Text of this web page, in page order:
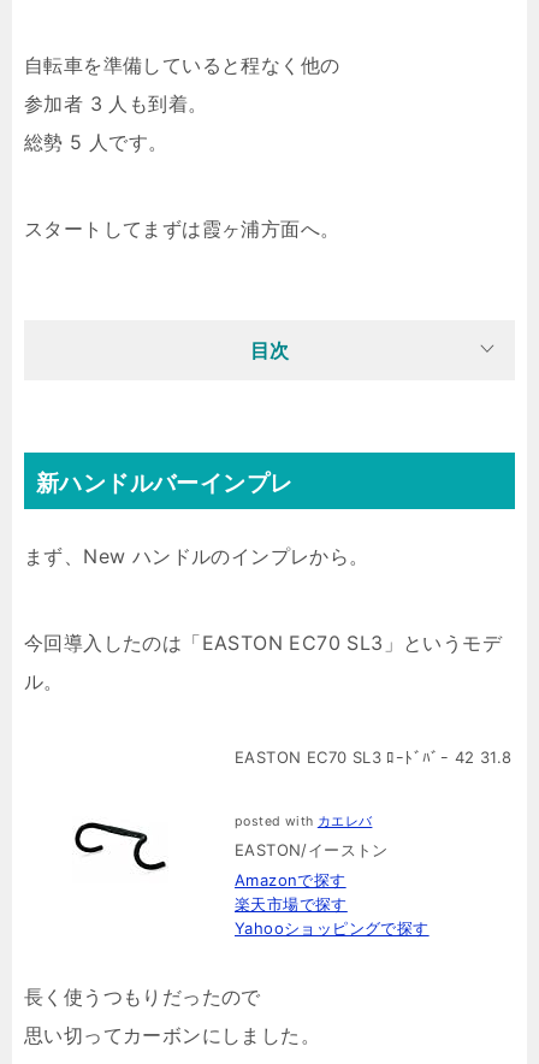
自転車を準備していると程なく他の
参加者 3 人も到着。
総勢 5 人です。
スタートしてまずは霞ヶ浦方面へ。
目次
新ハンドルバーインプレ
まず、New ハンドルのインプレから。
今回導入したのは「EASTON EC70 SL3」というモデ
ル。
EASTON EC70 SL3 ﾛｰﾄﾞﾊﾞｰ 42 31.8
posted with カエレバ
EASTON/イーストン
Amazonで探す
楽天市場で探す
Yahooショッピングで探す
長く使うつもりだったので
思い切ってカーボンにしました。